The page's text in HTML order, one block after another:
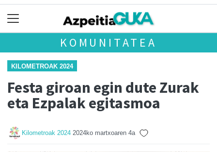
KOMUNITATEA
KILOMETROAK 2024
Festa giroan egin dute Zurak
eta Ezpalak egitasmoa
Kilometroak 2024 2024ko martxoaren 4a